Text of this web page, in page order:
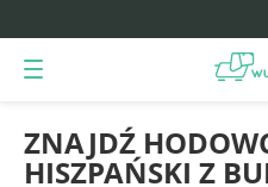
ZNAJDŹ
HISZPAŃSKI Z